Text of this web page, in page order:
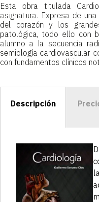
Esta obra titulada
asignatura. Expresa de
del corazón y los
patológica, todo ello con
alumno a la secuencia
semiología cardiovascular
con fundamentos clínicos
Descripción